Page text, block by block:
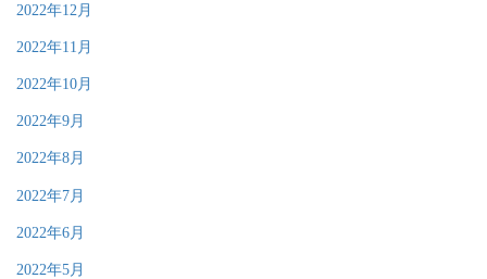
2022年12月
2022年11月
2022年10月
2022年9月
2022年8月
2022年7月
2022年6月
2022年5月